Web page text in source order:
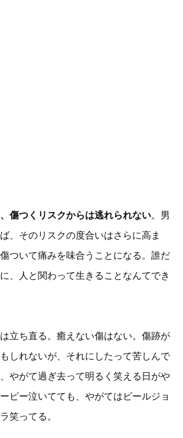
傷つくリスクからは逃れられない。男
、そのリスクの度合いはさらに高ま
ついて痛みを味合うことになる。誰だ
、人と関わって生きることなんてでき
立ち直る。癒えない傷はない。傷跡が
しれないが、それにしたって苦しんで
やがて過ぎ去って明るく笑える日がや
ピー泣いてても、やがてはビールジョ
笑ってる。